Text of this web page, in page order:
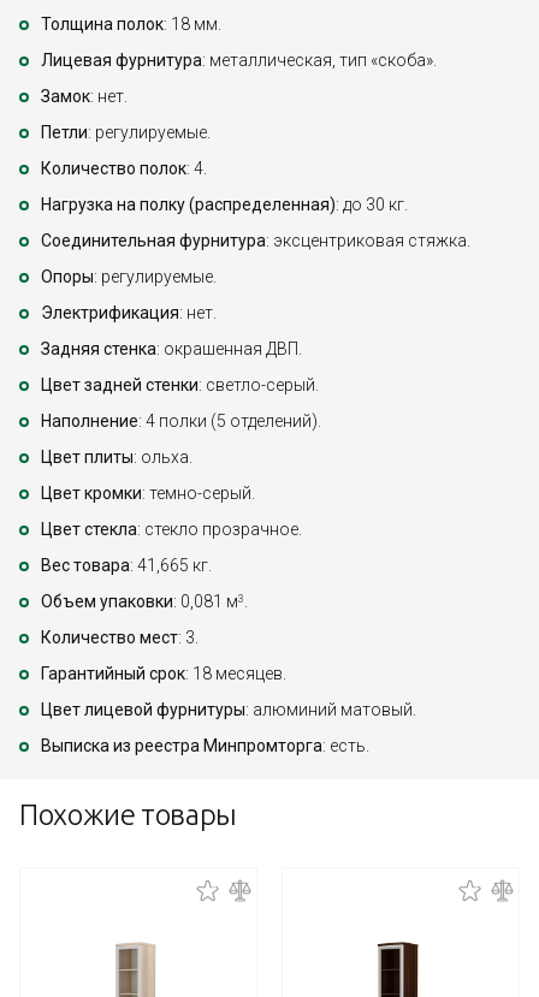
Толщина полок: 18 мм.
Лицевая фурнитура: металлическая, тип «скоба».
Замок: нет.
Петли: регулируемые.
Количество полок: 4.
Нагрузка на полку (распределенная): до 30 кг.
Соединительная фурнитура: эксцентриковая стяжка.
Опоры: регулируемые.
Электрификация: нет.
Задняя стенка: окрашенная ДВП.
Цвет задней стенки: светло-серый.
Наполнение: 4 полки (5 отделений).
Цвет плиты: ольха.
Цвет кромки: темно-серый.
Цвет стекла: стекло прозрачное.
Вес товара: 41,665 кг.
Объем упаковки: 0,081 м3 .
Количество мест: 3.
Гарантийный срок: 18 месяцев.
Цвет лицевой фурнитуры: алюминий матовый.
Выписка из реестра Минпромторга: есть.
Похожие товары